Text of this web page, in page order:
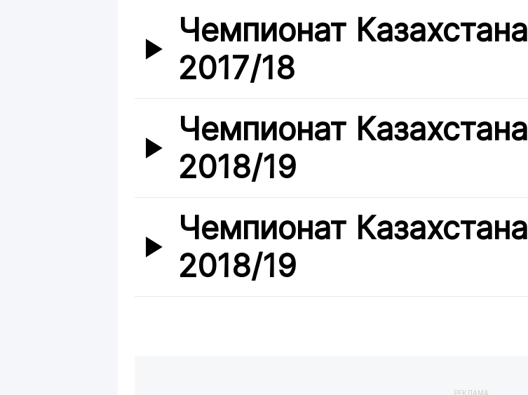
Чемпионат Казахстана
2017/18
Чемпионат Казахстана
2018/19
Чемпионат Казахстана
2018/19
РЕКЛАМА